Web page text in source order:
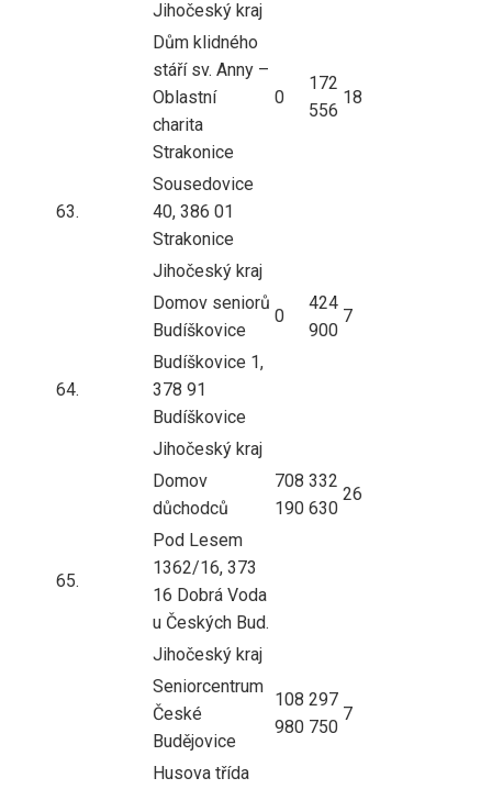
Jihočeský kraj
Dům klidného
stáří sv. Anny –
Oblastní
charita
Strakonice
0
172
556
18
63.
Sousedovice
40, 386 01
Strakonice
Jihočeský kraj
Domov seniorů
Budíškovice
0
424
900
7
64.
Budíškovice 1,
378 91
Budíškovice
Jihočeský kraj
Domov
důchodců
708
190
332
630
26
65.
Pod Lesem
1362/16, 373
16 Dobrá Voda
u Českých Bud.
Jihočeský kraj
Seniorcentrum
České
Budějovice
108
980
297
750
7
Husova třída